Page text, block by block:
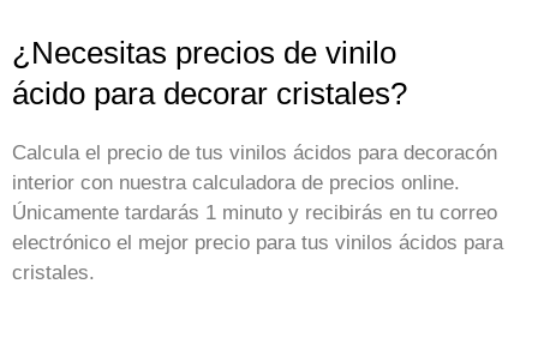
¿Necesitas precios de vinilo
ácido para decorar cristales?
Calcula el precio de tus vinilos ácidos para decoracón
interior con nuestra calculadora de precios online.
Únicamente tardarás 1 minuto y recibirás en tu correo
electrónico el mejor precio para tus vinilos ácidos para
cristales.